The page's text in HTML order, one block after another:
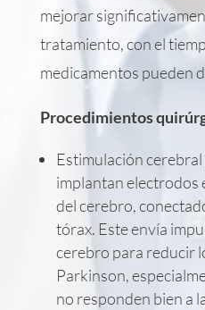
mejorar
tratamiento, con el
medicamentos pueden
Procedimientos
Estimulación
implantan electrodos
del cerebro,
tórax. Este envía
cerebro para reducir
Parkinson,
no responden bien a